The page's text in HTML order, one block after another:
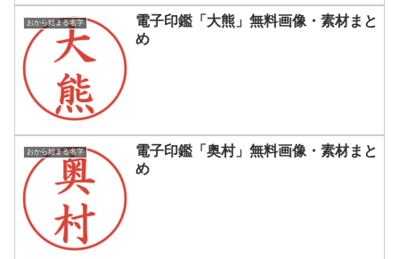
おから始まる名字
電子印鑑「大熊」無料画像・素材まと
め
おから始まる名字
電子印鑑「奥村」無料画像・素材まと
め